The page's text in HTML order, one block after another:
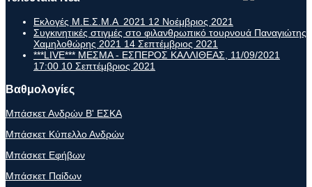
Εκλογές Μ.Ε.Σ.Μ.Α 2021 12 Νοέμβριος 2021
Συγκινητικές στιγμές στο φιλανθρωπικό τουρνουά Παναγιώτης
Χαμηλοθώρης 2021 14 Σεπτέμβριος 2021
***LIVE*** ΜΕΣΜΑ - ΕΣΠΕΡΟΣ ΚΑΛΛΙΘΕΑΣ, 11/09/2021
17:00 10 Σεπτέμβριος 2021
Βαθμολογίες
Μπάσκετ Ανδρών Β' ΕΣΚΑ
Μπάσκετ Κύπελλο Ανδρών
Μπάσκετ Εφήβων
Μπάσκετ Παίδων